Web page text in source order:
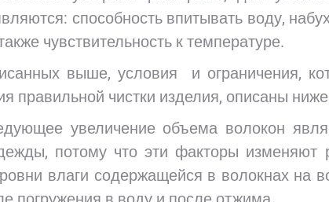
способность впитывать воду,
чувствительность к температуре.
выше, условия и ограничения,
правильной чистки изделия, описаны
увеличение объема волокон
потому что эти факторы
влаги содержащейся в волокнах на